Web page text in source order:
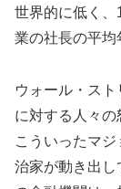
世界的に低く、
業の社長の平均
ウォール・ス
に対する人々の
こういったマ
治家が動き出し